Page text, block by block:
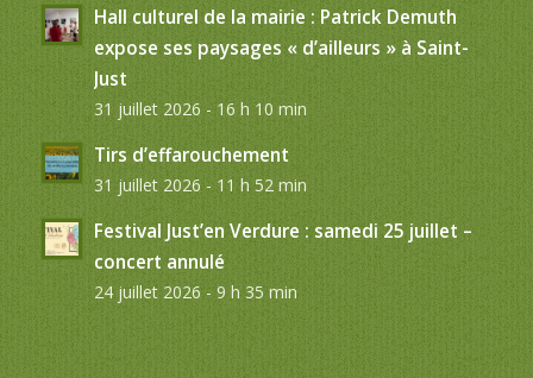
Hall culturel de la mairie : Patrick Demuth
expose ses paysages « d’ailleurs » à Saint-
Just
31 juillet 2026 - 16 h 10 min
Tirs d’effarouchement
31 juillet 2026 - 11 h 52 min
Festival Just’en Verdure : samedi 25 juillet –
concert annulé
24 juillet 2026 - 9 h 35 min